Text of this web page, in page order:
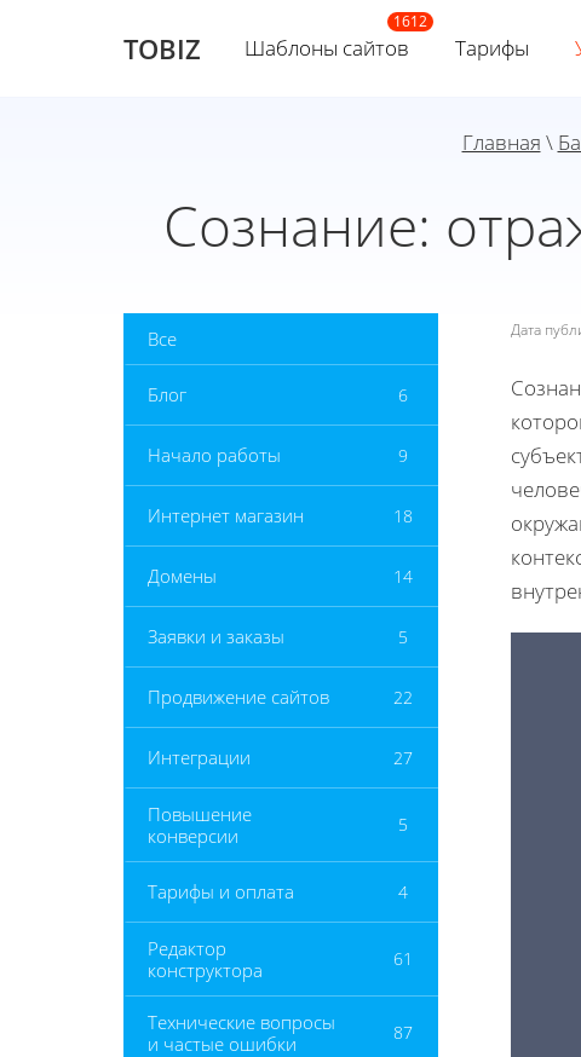
TOBIZ Шаблоны сайтов Тарифы
Главная \
Сознание:
Все
Блог 6
Начало работы 9
Интернет магазин 18
Домены 14
Заявки и заказы 5
Продвижение сайтов 22
Интеграции 27
Повышение
конверсии
5
Тарифы и оплата 4
Редактор
конструктора
61
Технические вопросы
и частые ошибки
87
Дата